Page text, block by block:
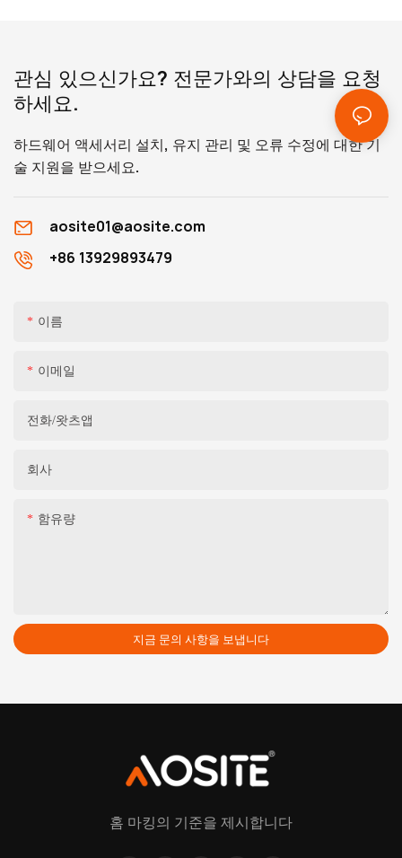
관심 있으신가요? 전문가와의 상담을 요청
하세요.
하드웨어 액세서리 설치, 유지 관리 및 오류 수정에 대한 기
술 지원을 받으세요.
aosite01@aosite.com
+86 13929893479
이름
이메일
전화/왓츠앱
회사
함유량
지금 문의 사항을 보냅니다
홈 마킹의 기준을 제시합니다